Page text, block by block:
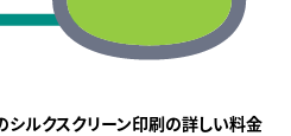
ルクスクリーン印刷の詳しい料金